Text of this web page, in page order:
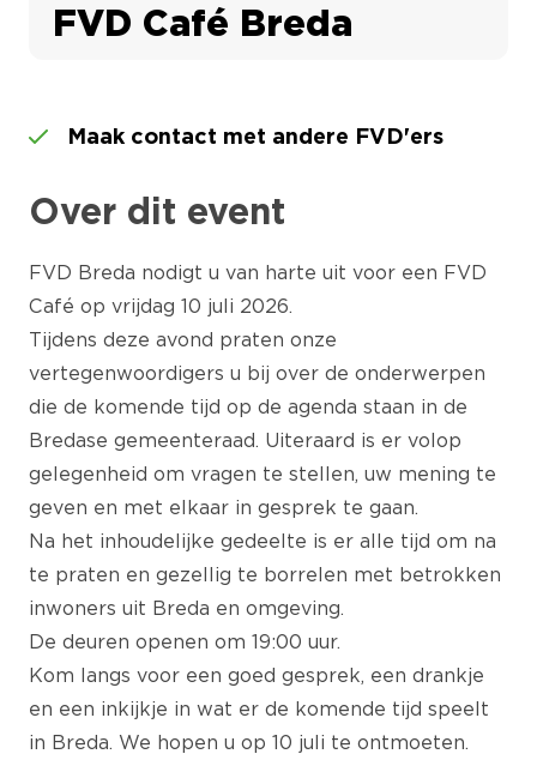
FVD Café Breda
Maak contact met andere FVD'ers
Over dit event
FVD Breda nodigt u van harte uit voor een FVD
Café op vrijdag 10 juli 2026.
Tijdens deze avond praten onze
vertegenwoordigers u bij over de onderwerpen
die de komende tijd op de agenda staan in de
Bredase gemeenteraad. Uiteraard is er volop
gelegenheid om vragen te stellen, uw mening te
geven en met elkaar in gesprek te gaan.
Na het inhoudelijke gedeelte is er alle tijd om na
te praten en gezellig te borrelen met betrokken
inwoners uit Breda en omgeving.
De deuren openen om 19:00 uur.
Kom langs voor een goed gesprek, een drankje
en een inkijkje in wat er de komende tijd speelt
in Breda. We hopen u op 10 juli te ontmoeten.